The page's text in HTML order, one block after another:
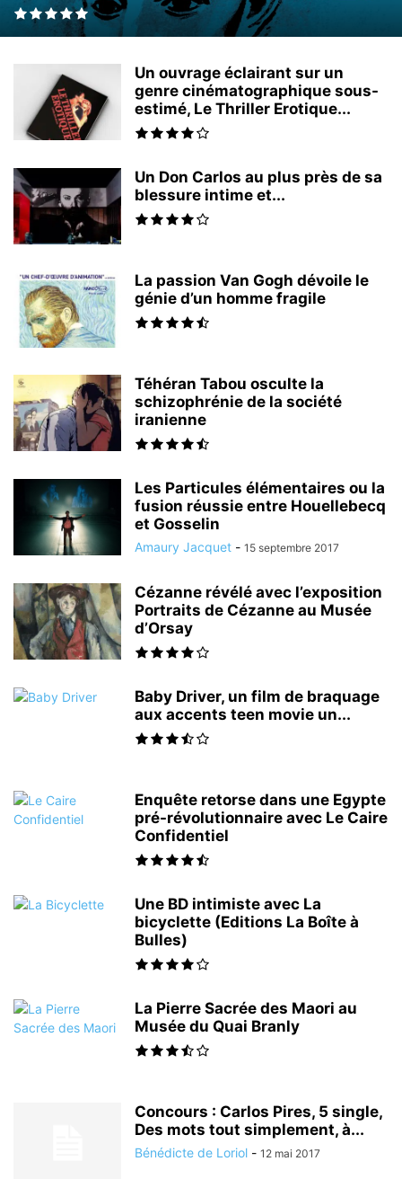
Un ouvrage éclairant sur un
genre cinématographique sous-
estimé, Le Thriller Erotique...
Un Don Carlos au plus près de sa
blessure intime et...
La passion Van Gogh dévoile le
génie d’un homme fragile
Téhéran Tabou osculte la
schizophrénie de la société
iranienne
Les Particules élémentaires ou la
fusion réussie entre Houellebecq
et Gosselin
Amaury Jacquet - 15 septembre 2017
Cézanne révélé avec l’exposition
Portraits de Cézanne au Musée
d’Orsay
Baby Driver, un film de braquage
aux accents teen movie un...
Enquête retorse dans une Egypte
pré-révolutionnaire avec Le Caire
Confidentiel
Une BD intimiste avec La
bicyclette (Editions La Boîte à
Bulles)
La Pierre Sacrée des Maori au
Musée du Quai Branly
Concours : Carlos Pires, 5 single,
Des mots tout simplement, à...
Bénédicte de Loriol - 12 mai 2017